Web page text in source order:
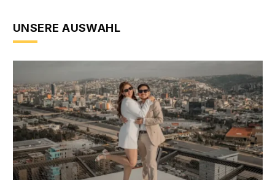
UNSERE AUSWAHL